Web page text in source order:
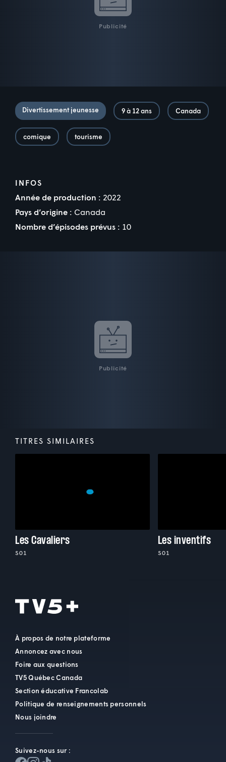
Publicité
Divertissement jeunesse 9 à 12 ans Canada
comique tourisme
INFOS
Année de production : 2022
Pays d’origine : Canada
Nombre d’épisodes prévus : 10
Publicité
TITRES SIMILAIRES
Les Cavaliers
S01
Les inventifs
S01
À propos de notre plateforme
Annoncez avec nous
Foire aux questions
TV5 Québec Canada
Section éducative Francolab
Politique de renseignements personnels
Nous joindre
Suivez-nous sur :